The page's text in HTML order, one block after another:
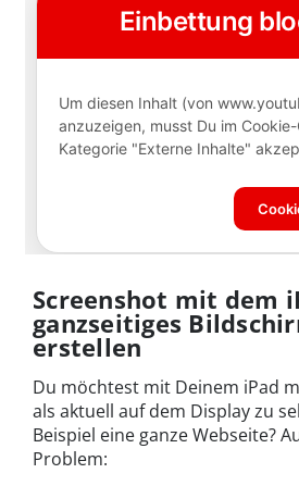
Screenshot mit dem
ganzseitiges
erstellen
Du möchtest mit Deinem iPad
als aktuell auf dem Display zu
Beispiel eine ganze Webseite?
Problem: